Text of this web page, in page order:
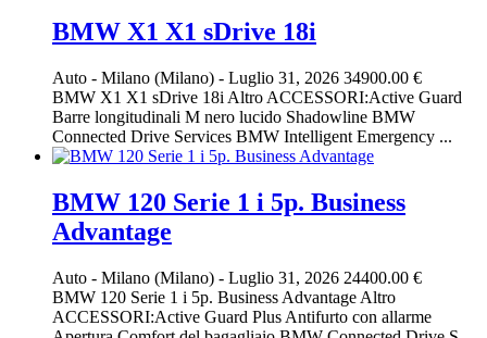
BMW X1 X1 sDrive 18i
Auto - Milano (Milano) - Luglio 31, 2026 34900.00 €
BMW X1 X1 sDrive 18i Altro ACCESSORI:Active Guard
Barre longitudinali M nero lucido Shadowline BMW
Connected Drive Services BMW Intelligent Emergency ...
BMW 120 Serie 1 i 5p. Business
Advantage
Auto - Milano (Milano) - Luglio 31, 2026 24400.00 €
BMW 120 Serie 1 i 5p. Business Advantage Altro
ACCESSORI:Active Guard Plus Antifurto con allarme